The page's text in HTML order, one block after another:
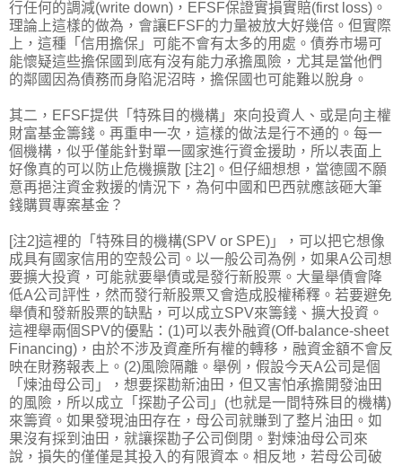
行任何的調減(write down)，EFSF保證實損實賠(first loss)。
理論上這樣的做為，會讓EFSF的力量被放大好幾倍。但實際
上，這種「信用擔保」可能不會有太多的用處。債券市場可
能懷疑這些擔保國到底有沒有能力承擔風險，尤其是當他們
的鄰國因為債務而身陷泥沼時，擔保國也可能難以脫身。
其二，EFSF提供「特殊目的機構」來向投資人、或是向主權
財富基金籌錢。再重申一次，這樣的做法是行不通的。每一
個機構，似乎僅能針對單一國家進行資金援助，所以表面上
好像真的可以防止危機擴散 [注2]。但仔細想想，當德國不願
意再挹注資金救援的情況下，為何中國和巴西就應該砸大筆
錢購買專案基金？
[注2]這裡的「特殊目的機構(SPV or SPE)」，可以把它想像
成具有國家信用的空殼公司。以一般公司為例，如果A公司想
要擴大投資，可能就要舉債或是發行新股票。大量舉債會降
低A公司評性，然而發行新股票又會造成股權稀釋。若要避免
舉債和發新股票的缺點，可以成立SPV來籌錢、擴大投資。
這裡舉兩個SPV的優點：(1)可以表外融資(Off-balance-sheet
Financing)，由於不涉及資產所有權的轉移，融資金額不會反
映在財務報表上。(2)風險隔離。舉例，假設今天A公司是個
「煉油母公司」，想要探勘新油田，但又害怕承擔開發油田
的風險，所以成立「探勘子公司」(也就是一間特殊目的機構)
來籌資。如果發現油田存在，母公司就賺到了整片油田。如
果沒有採到油田，就讓探勘子公司倒閉。對煉油母公司來
說，損失的僅僅是其投入的有限資本。相反地，若母公司破